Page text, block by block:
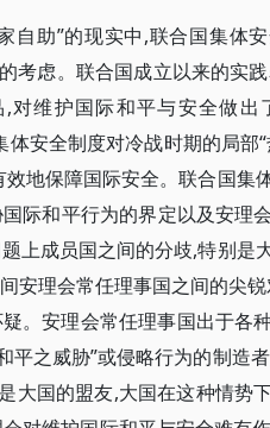
自助”的现实中,联合国集体
考虑。联合国成立以来的实
维护国际和平与安全做出
体安全制度对冷战时期的局部
地保障国际安全。联合国集
际和平行为的界定以及安理
上成员国之间的分歧,特别是
安理会常任理事国之间的尖
。安理会常任理事国出于各
平之威胁”或侵略行为的制造
大国的盟友,大国在这种情势